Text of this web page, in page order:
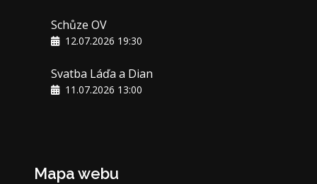
Schůze OV
12.07.2026 19:30
Svatba Láďa a Dian
11.07.2026 13:00
Mapa webu